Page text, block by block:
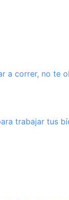
a correr, no te
trabajar tus